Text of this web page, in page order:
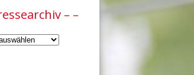
– –